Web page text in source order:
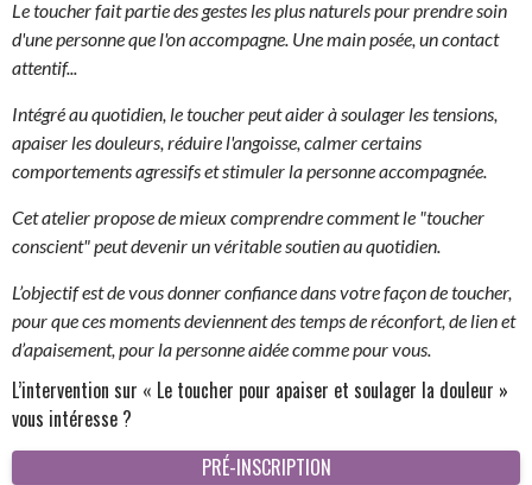
Le toucher fait partie des gestes les plus naturels pour prendre soin
d'une personne que l'on accompagne. Une main posée, un contact
attentif...
Intégré au quotidien, le toucher peut aider à soulager les tensions,
apaiser les douleurs, réduire l'angoisse, calmer certains
comportements agressifs et stimuler la personne accompagnée.
Cet atelier propose de mieux comprendre comment le "toucher
conscient" peut devenir un véritable soutien au quotidien.
L’objectif est de vous donner confiance dans votre façon de toucher,
pour que ces moments deviennent des temps de réconfort, de lien et
d’apaisement, pour la personne aidée comme pour vous.
L’intervention sur « Le toucher pour apaiser et soulager la douleur »
vous intéresse ?
PRÉ-INSCRIPTION